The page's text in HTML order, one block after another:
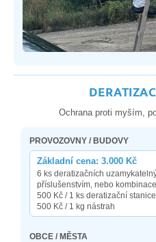
Ochrana proti myším,
PROVOZOVNY / BUDOVY
Základní cena: 3.000 Kč
6 ks deratizačních
příslušenstvím, nebo
500 Kč / 1 ks deratizační stanice
500 Kč / 1 kg nástrah
OBCE / MĚSTA